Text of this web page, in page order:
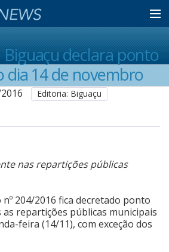
declara ponto
dia 14 de novembro
Editoria: Biguaçu
nas repartições públicas
204/2016 fica decretado ponto
repartições públicas municipais
feira (14/11), com exceção dos